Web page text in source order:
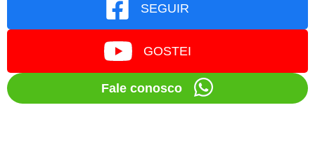
SEGUIR
GOSTEI
Fale conosco